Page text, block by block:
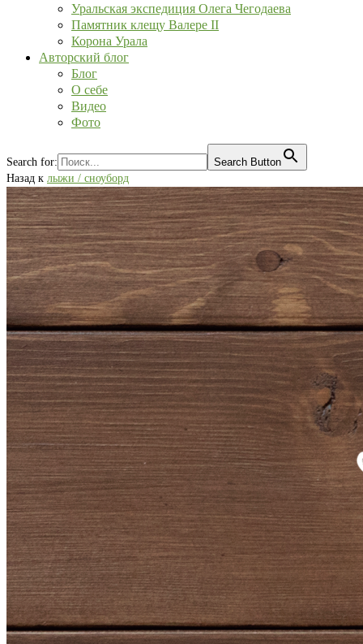
Уральская экспедиция Олега Чегодаева
Памятник клещу Валере II
Корона Урала
Авторский блог
Блог
О себе
Видео
Фото
Search for:
Search Button
Назад к лыжи / сноуборд